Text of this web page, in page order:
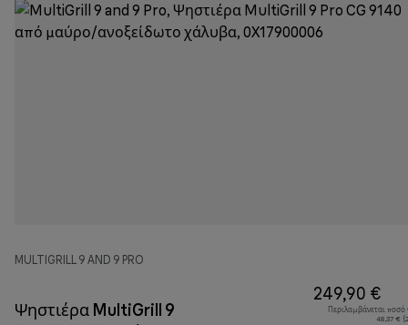
MULTIGRILL 9 AND 9 PRO
Ψηστιέρα MultiGrill 9
249,90 €
Περιλαμβάνεται
48,37 €